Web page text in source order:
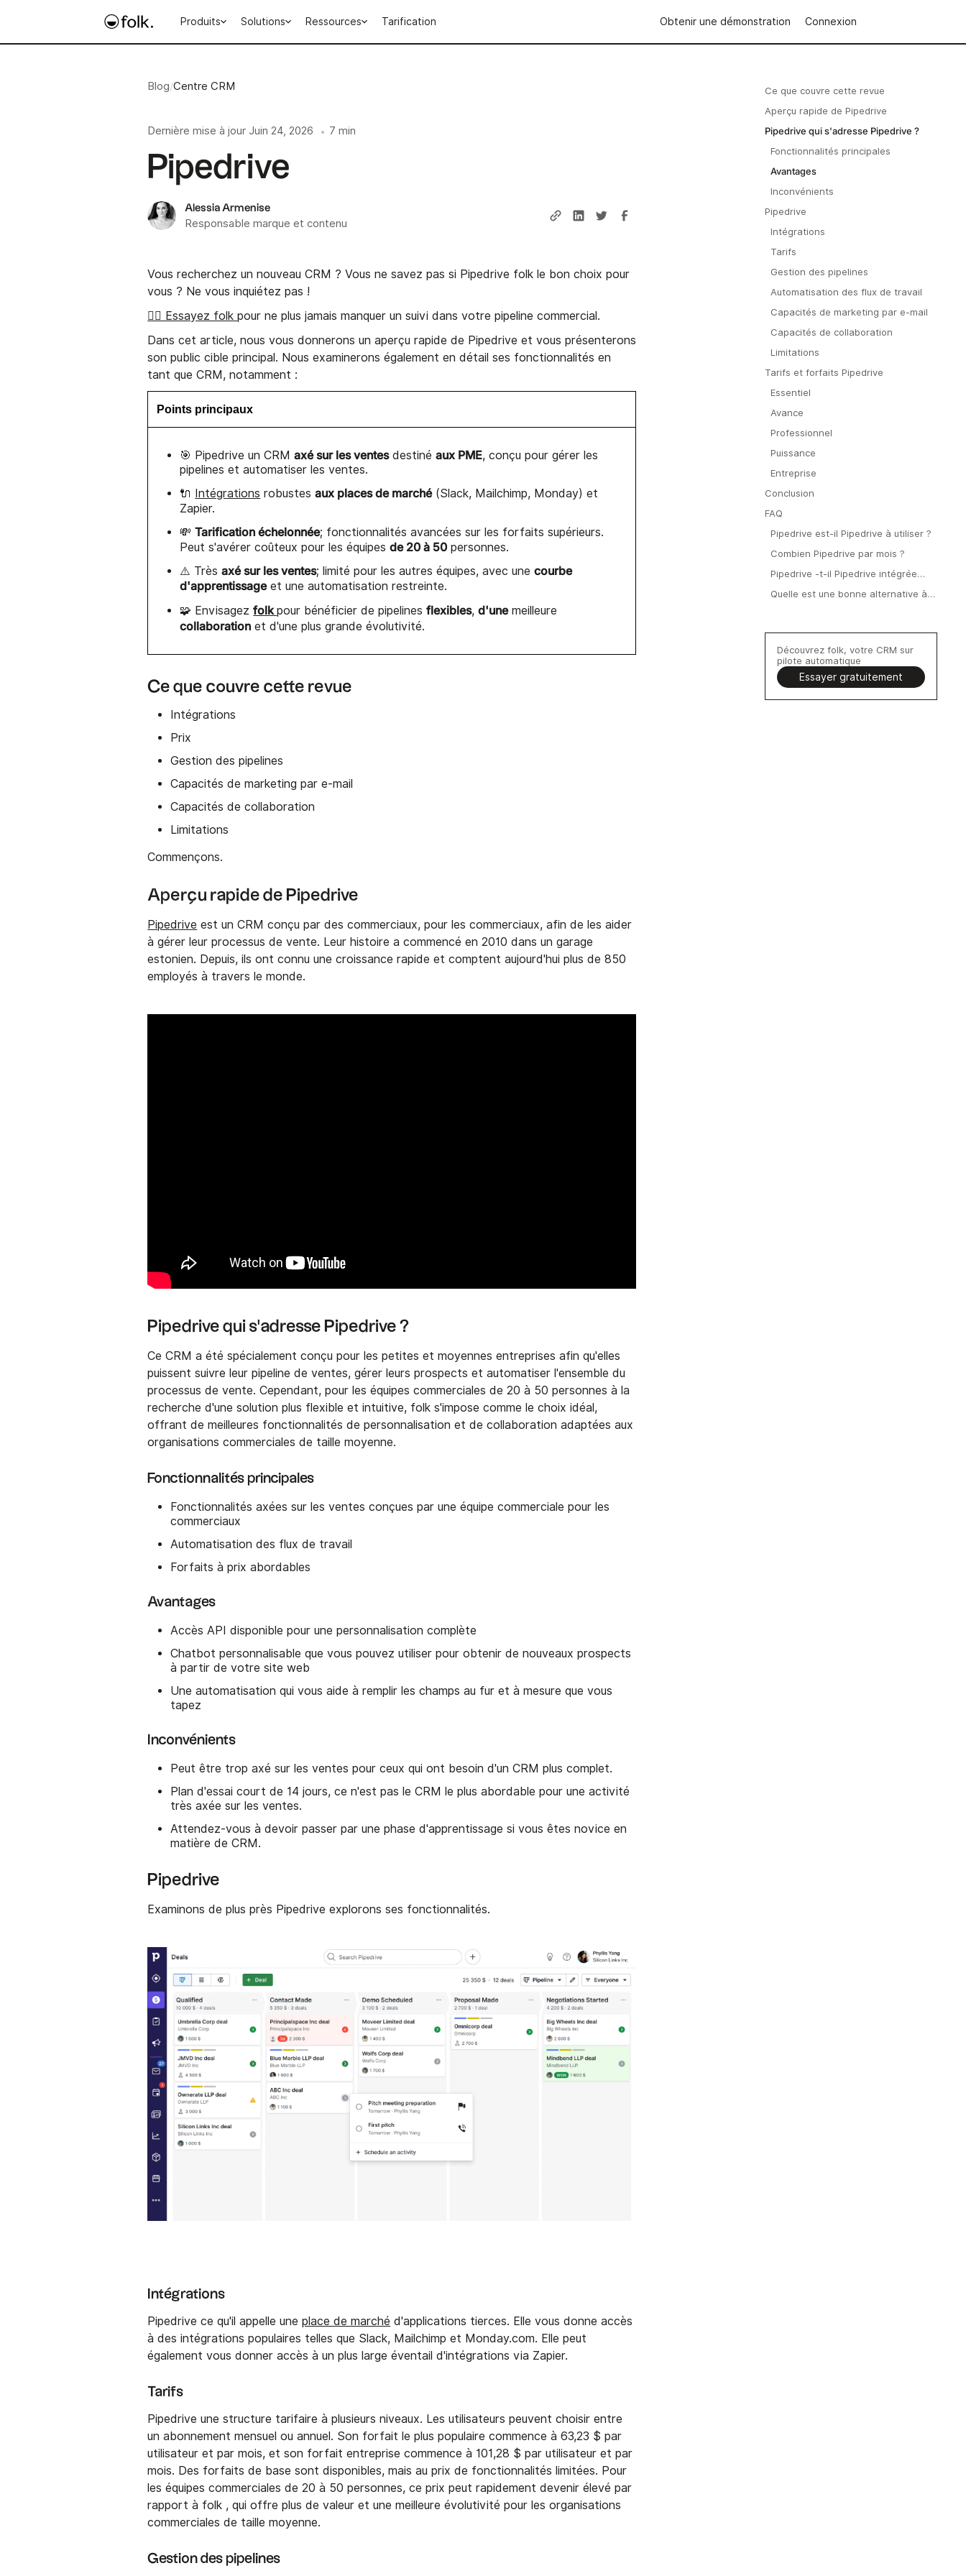
Produits Solutions Ressources Tarification Obtenir une démonstration Connexion
Blog/Centre CRM
Dernière mise à jour Juin 24, 2026 • 7 min
Pipedrive
Alessia Armenise
Responsable marque et contenu
Vous recherchez un nouveau CRM ? Vous ne savez pas si Pipedrive folk le bon choix pour
vous ? Ne vous inquiétez pas !
👉🏼 Essayez folkpour ne plus jamais manquer un suivi dans votre pipeline commercial.
Dans cet article, nous vous donnerons un aperçu rapide de Pipedrive et vous présenterons
son public cible principal. Nous examinerons également en détail ses fonctionnalités en
tant que CRM, notamment :
Points principaux
🎯 Pipedrive un CRMaxé sur les ventesdestinéaux PME, conçu pour gérer les
pipelines et automatiser les ventes.
🔌 Intégrations robustesaux places de marché(Slack, Mailchimp, Monday) et
Zapier.
💸Tarification échelonnée; fonctionnalités avancées sur les forfaits supérieurs.
Peut s'avérer coûteux pour les équipesde 20 à 50 personnes.
⚠️ Trèsaxé sur les ventes; limité pour les autres équipes, avec unecourbe
d'apprentissageet une automatisation restreinte.
🧩 Envisagezfolkpour bénéficier de pipelinesflexibles,d'unemeilleure
collaboration et d'une plus grande évolutivité.
Ce que couvre cette revue
Intégrations
Prix
Gestion des pipelines
Capacités de marketing par e-mail
Capacités de collaboration
Limitations
Commençons.
Aperçu rapide de Pipedrive
Pipedrive est un CRM conçu par des commerciaux, pour les commerciaux, afin de les aider
à gérer leur processus de vente. Leur histoire a commencé en 2010 dans un garage
estonien. Depuis, ils ont connu une croissance rapide et comptent aujourd'hui plus de 850
employés à travers le monde.
Pipedrive qui s'adresse Pipedrive ?
Ce CRM a été spécialement conçu pour les petites et moyennes entreprises afin qu'elles
puissent suivre leur pipeline de ventes, gérer leurs prospects et automatiser l'ensemble du
processus de vente. Cependant, pour les équipes commerciales de 20 à 50 personnes à la
recherche d'une solution plus flexible et intuitive, folk s'impose comme le choix idéal,
offrant de meilleures fonctionnalités de personnalisation et de collaboration adaptées aux
organisations commerciales de taille moyenne.
Fonctionnalités principales
Fonctionnalités axées sur les ventes conçues par une équipe commerciale pour les
commerciaux
Automatisation des flux de travail
Forfaits à prix abordables
Avantages
Accès API disponible pour une personnalisation complète
Chatbot personnalisable que vous pouvez utiliser pour obtenir de nouveaux prospects
à partir de votre site web
Une automatisation qui vous aide à remplir les champs au fur et à mesure que vous
tapez
Inconvénients
Peut être trop axé sur les ventes pour ceux qui ont besoin d'un CRM plus complet.
Plan d'essai court de 14 jours, ce n'est pas le CRM le plus abordable pour une activité
très axée sur les ventes.
Attendez-vous à devoir passer par une phase d'apprentissage si vous êtes novice en
matière de CRM.
Pipedrive
Examinons de plus près Pipedrive explorons ses fonctionnalités.
Intégrations
Pipedrive ce qu'il appelle uneplace de marché d'applications tierces. Elle vous donne accès
à des intégrations populaires telles que Slack, Mailchimp et Monday.com. Elle peut
également vous donner accès à un plus large éventail d'intégrations via Zapier.
Tarifs
Pipedrive une structure tarifaire à plusieurs niveaux. Les utilisateurs peuvent choisir entre
un abonnement mensuel ou annuel. Son forfait le plus populaire commence à 63,23 $ par
utilisateur et par mois, et son forfait entreprise commence à 101,28 $ par utilisateur et par
mois. Des forfaits de base sont disponibles, mais au prix de fonctionnalités limitées. Pour
les équipes commerciales de 20 à 50 personnes, ce prix peut rapidement devenir élevé par
rapport à folk , qui offre plus de valeur et une meilleure évolutivité pour les organisations
commerciales de taille moyenne.
Gestion des pipelines
Ce que couvre cette revue
Aperçu rapide de Pipedrive
Pipedrive qui s'adresse Pipedrive ?
Fonctionnalités principales
Avantages
Inconvénients
Pipedrive
Intégrations
Tarifs
Gestion des pipelines
Automatisation des flux de travail
Capacités de marketing par e-mail
Capacités de collaboration
Limitations
Tarifs et forfaits Pipedrive
Essentiel
Avance
Professionnel
Puissance
Entreprise
Conclusion
FAQ
Pipedrive est-il Pipedrive à utiliser ?
Combien Pipedrive par mois ?
Pipedrive -t-il Pipedrive intégrée
Quelle est une bonne alternative à
Découvrez folk, votre CRM sur
pilote automatique
Essayer gratuitement